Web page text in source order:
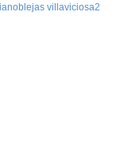
villaviciosa2